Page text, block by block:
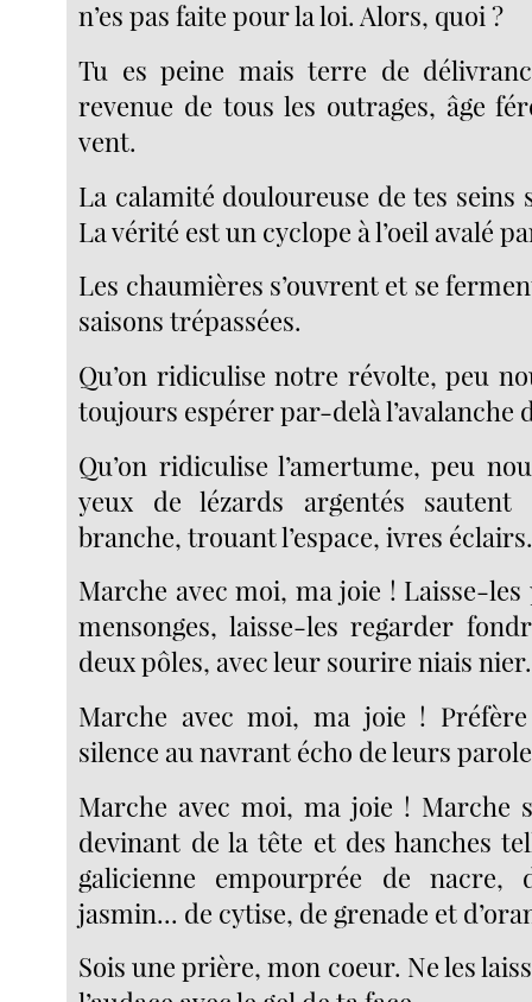
n’es pas faite pour la loi. Alors, quoi ?
Tu es peine mais terre de
revenue de tous les outrages, âge
vent.
La calamité douloureuse de tes seins
La vérité est un cyclope à l’oeil avalé
Les chaumières s’ouvrent et se
saisons trépassées.
Qu’on ridiculise notre révolte, peu
toujours espérer par-delà l’avalanche
Qu’on ridiculise l’amertume, peu
yeux de lézards argentés
branche, trouant l’espace, ivres
Marche avec moi, ma joie ! Laisse-
mensonges, laisse-les regarder
deux pôles, avec leur sourire niais
Marche avec moi, ma joie ! Préfère
silence au navrant écho de leurs
Marche avec moi, ma joie ! Marche
devinant de la tête et des hanches
galicienne empourprée de
jasmin... de cytise, de grenade et
Sois une prière, mon coeur. Ne les